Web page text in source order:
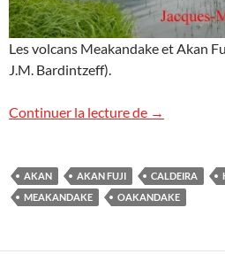
Les volcans Meakandake et Akan
J.M. Bardintzeff).
Continuer la lecture de Volcans
→
AKAN AKAN FUJI CALDEIRA
MEAKANDAKE
OAKANDAKE